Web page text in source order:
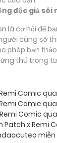
độc giả sôi
là cơ hội để
cùng sở
phép bạn
thú trong
Comic
Comic
Comic
Patch x Remi
miễn